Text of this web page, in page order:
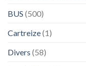
BUS (500)
Cartreize(1)
Divers (58)